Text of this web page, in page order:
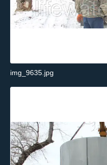
img_9635.jpg